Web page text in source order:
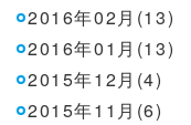
2016年02月(13)
2016年01月(13)
2015年12月(4)
2015年11月(6)